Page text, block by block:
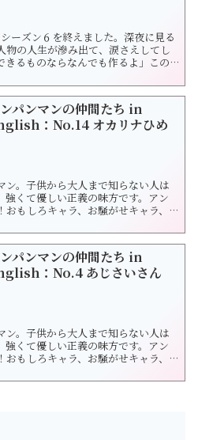
ーズン６を終えました。深夜に見る
物の人生が滲み出て、涙さえしてし
きるものならなんでも作るよ」この
で表現したらどうなるでしょう。深
です。さて、今回の逸品は？ 深夜
パンマンの仲間たち in
：No.14 オカリナひめ
。子供から大人まで知らない人は
くて優しい正義の味方です。アン
もしろキャラ、お騒がせキャラ、ち
なんだ？」という大きなテーマを考
平和」について日本を超えて教えて
パンマンの仲間たち in
：No.4 あじさいさん
。子供から大人まで知らない人は
くて優しい正義の味方です。アン
もしろキャラ、お騒がせキャラ、ち
なんだ？」という大きなテーマを考